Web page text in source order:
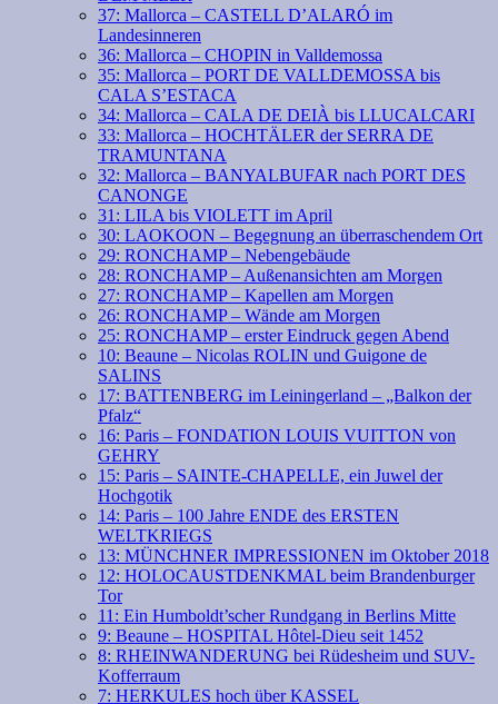
37: Mallorca – CASTELL D’ALARÓ im
Landesinneren
36: Mallorca – CHOPIN in Valldemossa
35: Mallorca – PORT DE VALLDEMOSSA bis
CALA S’ESTACA
34: Mallorca – CALA DE DEIÀ bis LLUCALCARI
33: Mallorca – HOCHTÄLER der SERRA DE
TRAMUNTANA
32: Mallorca – BANYALBUFAR nach PORT DES
CANONGE
31: LILA bis VIOLETT im April
30: LAOKOON – Begegnung an überraschendem Ort
29: RONCHAMP – Nebengebäude
28: RONCHAMP – Außenansichten am Morgen
27: RONCHAMP – Kapellen am Morgen
26: RONCHAMP – Wände am Morgen
25: RONCHAMP – erster Eindruck gegen Abend
10: Beaune – Nicolas ROLIN und Guigone de
SALINS
17: BATTENBERG im Leiningerland – „Balkon der
Pfalz“
16: Paris – FONDATION LOUIS VUITTON von
GEHRY
15: Paris – SAINTE-CHAPELLE, ein Juwel der
Hochgotik
14: Paris – 100 Jahre ENDE des ERSTEN
WELTKRIEGS
13: MÜNCHNER IMPRESSIONEN im Oktober 2018
12: HOLOCAUSTDENKMAL beim Brandenburger
Tor
11: Ein Humboldt’scher Rundgang in Berlins Mitte
9: Beaune – HOSPITAL Hôtel-Dieu seit 1452
8: RHEINWANDERUNG bei Rüdesheim und SUV-
Kofferraum
7: HERKULES hoch über KASSEL